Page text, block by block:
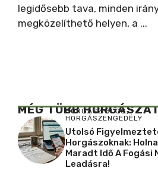
legidősebb tava, minden
megközelíthető helyen, a ...
MÉG TÖBBHORGÁSZ BLOG,
HORGÁSZENGEDÉLY
Utolsó
Horgászoknak:
Maradt Idő A Fogási
Leadásra!